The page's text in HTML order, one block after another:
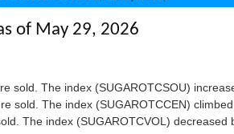
of May 29, 2026
sold. The index (SUGAROTCSOU)
sold. The index (SUGAROTCCEN)
The index (SUGAROTCVOL) decreased